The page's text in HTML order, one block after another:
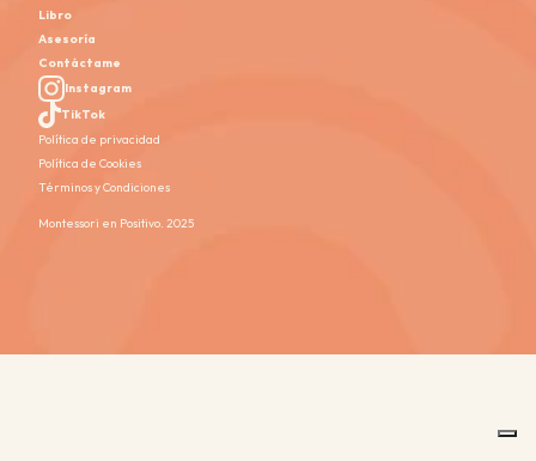
Política de privacidad
Política de Cookies
Términos y Condiciones
Libro
Asesoría
Contáctame
Instagram
TikTok
Montessori en Positivo. 2025